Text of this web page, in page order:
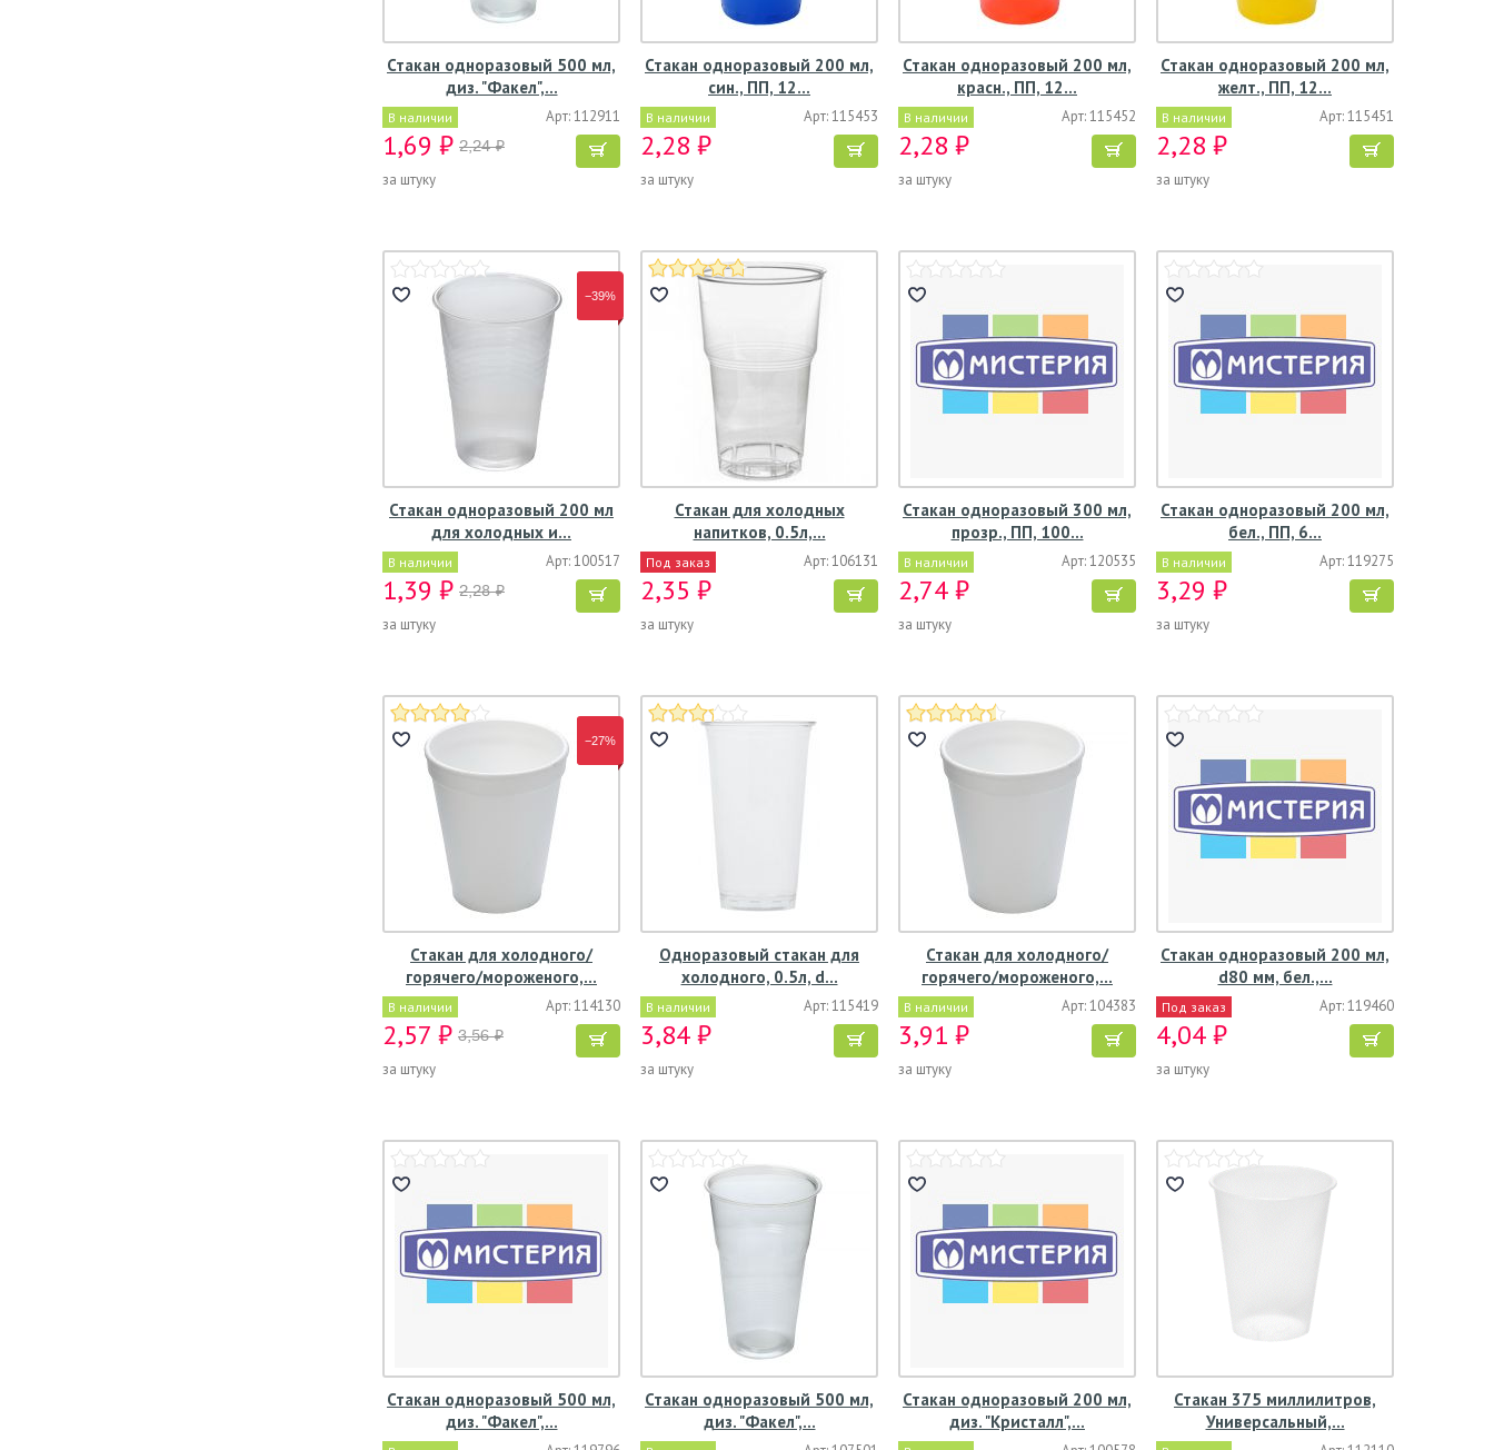
Стакан одноразовый 500 мл,
диз. "Факел",…
В наличии Арт: 112911
1,69 ₽ 2,24 ₽
за штуку
Стакан одноразовый 200 мл,
син., ПП, 12…
В наличии Арт: 115453
2,28 ₽
за штуку
Стакан одноразовый 200 мл,
красн., ПП, 12…
В наличии Арт: 115452
2,28 ₽
за штуку
Стакан одноразовый 200 мл,
желт., ПП, 12…
В наличии Арт: 115451
2,28 ₽
за штуку
−39%
Стакан одноразовый 200 мл
для холодных и…
В наличии Арт: 100517
1,39 ₽ 2,28 ₽
за штуку
Стакан для холодных
напитков, 0.5л,…
Под заказ Арт: 106131
2,35 ₽
за штуку
Стакан одноразовый 300 мл,
прозр., ПП, 100…
В наличии Арт: 120535
2,74 ₽
за штуку
Стакан одноразовый 200 мл,
бел., ПП, 6…
В наличии Арт: 119275
3,29 ₽
за штуку
−27%
Стакан для холодного/
горячего/мороженого,…
В наличии Арт: 114130
2,57 ₽ 3,56 ₽
за штуку
Одноразовый стакан для
холодного, 0.5л, d…
В наличии Арт: 115419
3,84 ₽
за штуку
Стакан для холодного/
горячего/мороженого,…
В наличии Арт: 104383
3,91 ₽
за штуку
Стакан одноразовый 200 мл,
d80 мм, бел.,…
Под заказ Арт: 119460
4,04 ₽
за штуку
Стакан одноразовый 500 мл,
диз. "Факел",…
Стакан одноразовый 500 мл,
диз. "Факел",…
Стакан одноразовый 200 мл,
диз. "Кристалл",…
Стакан 375 миллилитров,
Универсальный,…